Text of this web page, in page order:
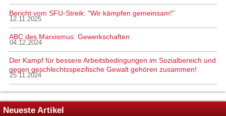
Bericht vom SFU-Streik: "Wir kämpfen gemeinsam!"
12.11.2025
ABC des Marxismus: Gewerkschaften
04.12.2024
Der Kampf für bessere Arbeitsbedingungen im Sozialbereich und
gegen geschlechtsspezifische Gewalt gehören zusammen!
25.11.2024
Neueste Artikel